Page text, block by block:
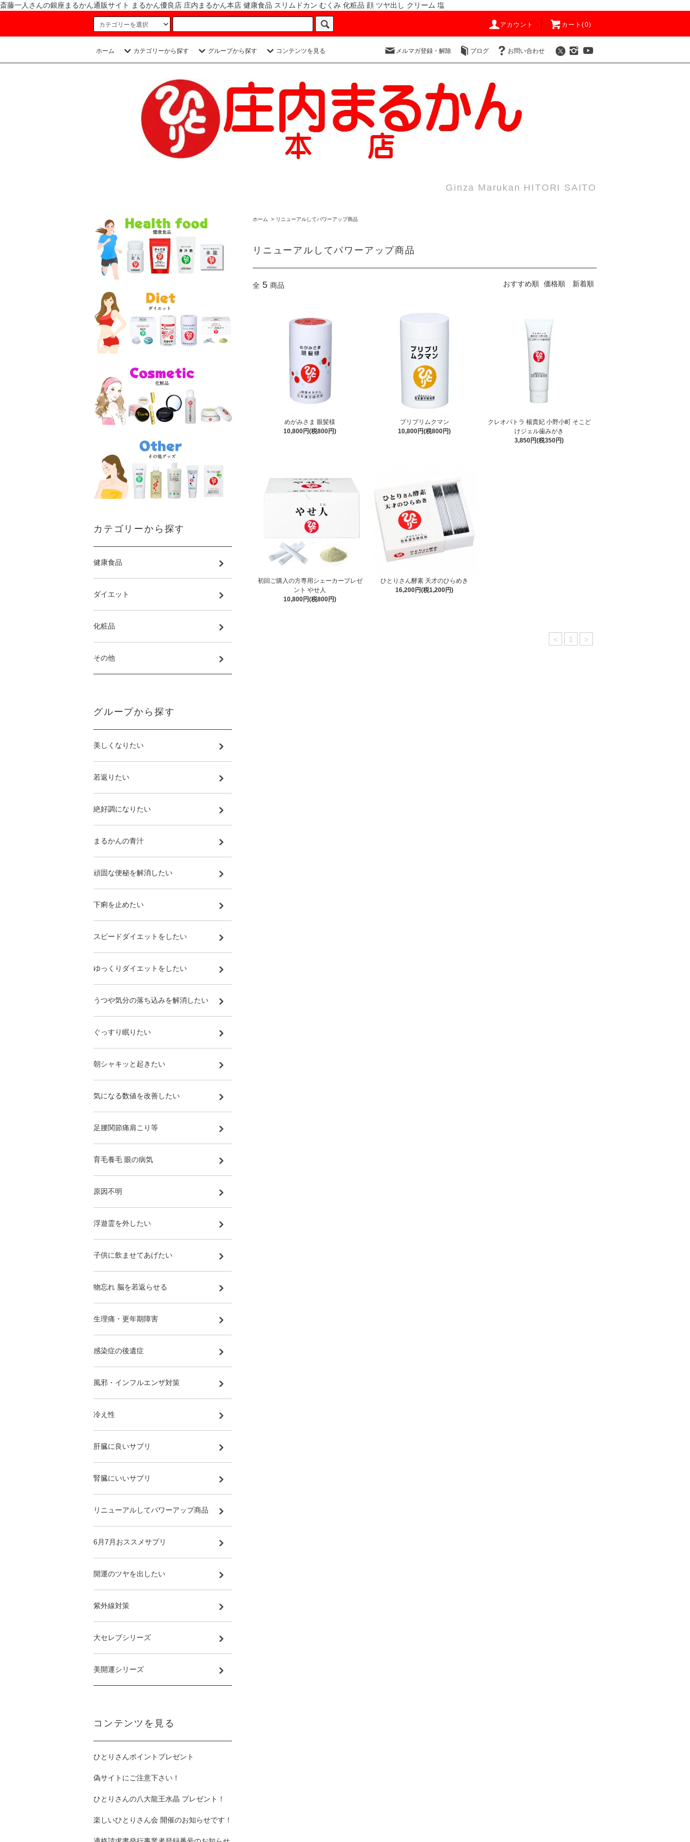
斎藤一人さんの銀座まるかん通販サイト まるかん優良店 庄内まるかん本店 健康食品 スリムドカン むくみ 化粧品 顔 ツヤ出し クリーム 塩
アカウント カート(0)
ホーム カテゴリーから探す グループから探す コンテンツを見る メルマガ登録・解除 ブログ お問い合わせ
Ginza Marukan HITORI SAITO
ホーム > リニューアルしてパワーアップ商品
リニューアルしてパワーアップ商品
全 5 商品 おすすめ順 価格順 新着順
めがみさま 眼髪様
10,800円(税800円)
プリプリムクマン
10,800円(税800円)
クレオパトラ 楊貴妃 小野小町 そこど
けジェル歯みがき
3,850円(税350円)
初回ご購入の方専用シェーカープレゼ
ント やせ人
10,800円(税800円)
ひとりさん酵素 天才のひらめき
16,200円(税1,200円)
< 1 >
カテゴリーから探す
健康食品
ダイエット
化粧品
その他
グループから探す
美しくなりたい
若返りたい
絶好調になりたい
まるかんの青汁
頑固な便秘を解消したい
下痢を止めたい
スピードダイエットをしたい
ゆっくりダイエットをしたい
うつや気分の落ち込みを解消したい
ぐっすり眠りたい
朝シャキッと起きたい
気になる数値を改善したい
足腰関節痛肩こり等
育毛養毛 眼の病気
原因不明
浮遊霊を外したい
子供に飲ませてあげたい
物忘れ 脳を若返らせる
生理痛・更年期障害
感染症の後遺症
風邪・インフルエンザ対策
冷え性
肝臓に良いサプリ
腎臓にいいサプリ
リニューアルしてパワーアップ商品
6月7月おススメサプリ
開運のツヤを出したい
紫外線対策
大セレブシリーズ
美開運シリーズ
コンテンツを見る
ひとりさんポイントプレゼント
偽サイトにご注意下さい！
ひとりさんの八大龍王水晶 プレゼント！
楽しいひとりさん会 開催のお知らせです！